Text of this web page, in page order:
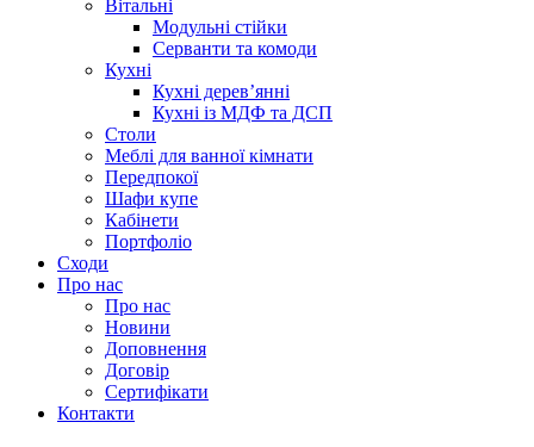
Вітальні
Модульні стійки
Серванти та комоди
Кухні
Кухні дерев’янні
Кухні із МДФ та ДСП
Cтоли
Меблі для ванної кімнати
Передпокої
Шафи купе
Кабінети
Портфоліо
Сходи
Про нас
Про нас
Новини
Доповнення
Договір
Сертифікати
Контакти